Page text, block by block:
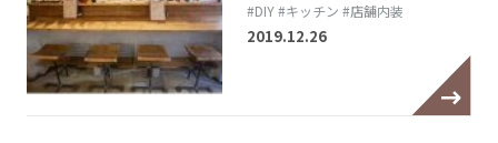
#DIY#キッチン #店舗内装
2019.12.26